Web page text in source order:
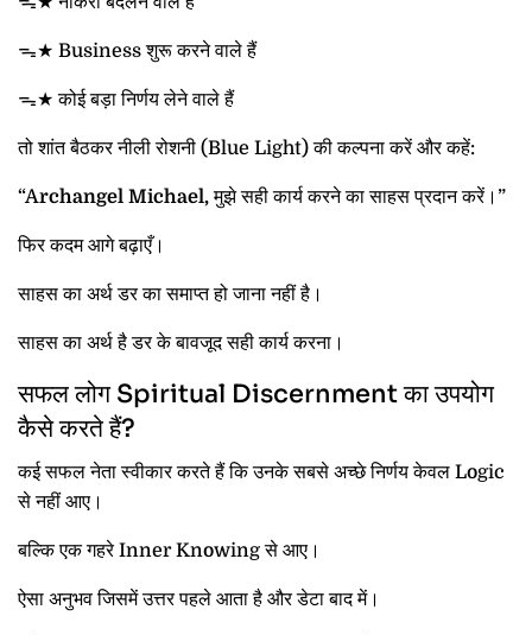
ᯓ★ Business शुरू करने वाले हैं
ᯓ★ कोई बड़ा निर्णय लेने वाले हैं
तो शांत बैठकर नीली रोशनी (Blue Light) की कल्पना करें और कहें:
“Archangel Michael,मुझे सही कार्य करने का साहस प्रदान करें।”
फिर कदम आगे बढ़ाएँ।
साहस का अर्थ डर का समाप्त हो जाना नहीं है।
साहस का अर्थ है डर के बावजूद सही कार्य करना।
सफल लोग Spiritual Discernment का उपयोग
कैसे करते हैं?
कई सफल नेता स्वीकार करते हैं कि उनके सबसे अच्छे निर्णय केवल Logic
से नहीं आए।
बल्कि एक गहरे Inner Knowing से आए।
ऐसा अनुभव जिसमें उत्तर पहले आता है और डेटा बाद में।